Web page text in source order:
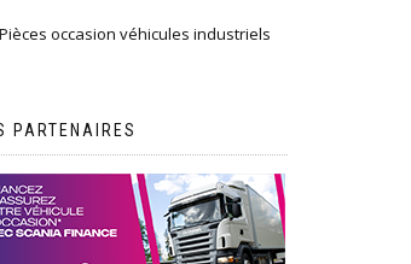
Pièces occasion véhicules industriels
PARTENAIRES